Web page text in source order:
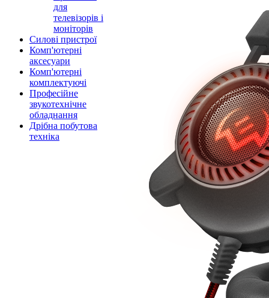
для
телевізорів і
моніторів
Силові пристрої
Комп'ютерні
аксесуари
Комп'ютерні
комплектуючі
Професійне
звукотехнічне
обладнання
Дрібна побутова
техніка